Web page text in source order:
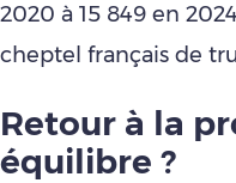
2020 à 15 849 en
cheptel français de
Retour à la
équilibre ?